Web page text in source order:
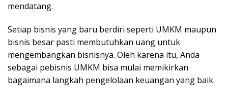
mendatang.
Setiap bisnis yang baru berdiri seperti UMKM maupun
bisnis besar pasti membutuhkan uang untuk
mengembangkan bisnisnya. Oleh karena itu, Anda
sebagai pebisnis UMKM bisa mulai memikirkan
bagaimana langkah pengelolaan keuangan yang baik.